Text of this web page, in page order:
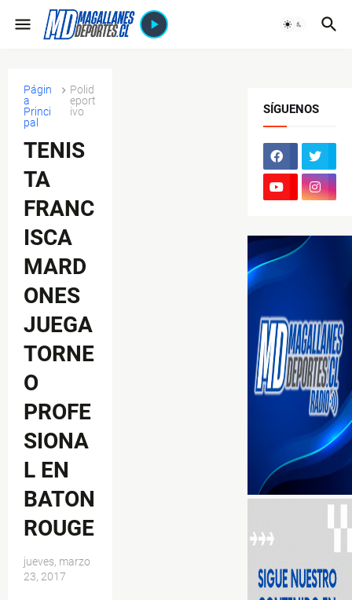
Págin
a
Princi
pal
Polid
eport
ivo
TENIS
TA
FRANC
ISCA
MARD
ONES
JUEGA
TORNE
O
PROFE
SIONA
L EN
BATON
ROUGE
jueves, marzo
23, 2017
SÍGUENOS